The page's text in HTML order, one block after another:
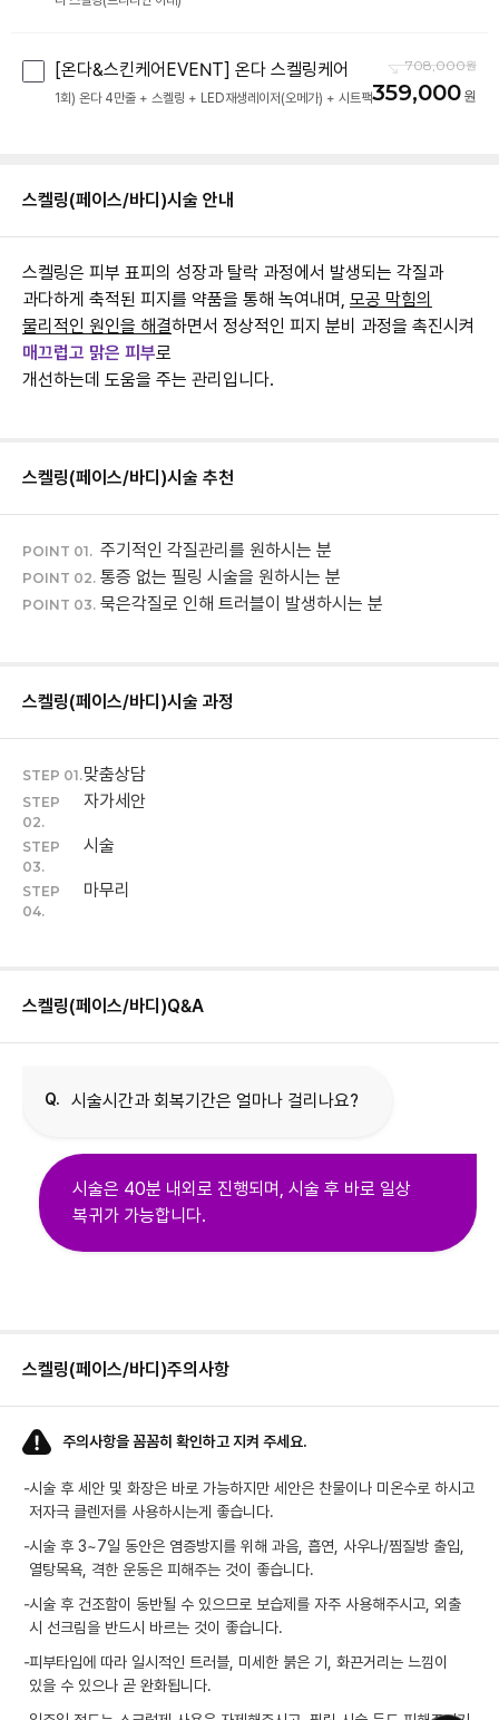
스켈링(페이스/바디)시술 안내
스켈링은 피부 표피의 성장과 탈락 과정에서 발생되는 각질과
과다하게 축적된 피지를 약품을 통해 녹여내며, 모공 막힘의
물리적인 원인을 해결하면서 정상적인 피지 분비 과정을 촉진시켜
매끄럽고 맑은 피부로
개선하는데 도움을 주는 관리입니다.
스켈링(페이스/바디)시술 추천
POINT 01. 주기적인 각질관리를 원하시는 분
POINT 02. 통증 없는 필링 시술을 원하시는 분
POINT 03. 묵은각질로 인해 트러블이 발생하시는 분
스켈링(페이스/바디)시술 과정
STEP 01.맞춤상담
STEP
02.
자가세안
STEP
03.
시술
STEP
04.
마무리
스켈링(페이스/바디)Q&A
Q. 시술시간과 회복기간은 얼마나 걸리나요?
시술은 40분 내외로 진행되며, 시술 후 바로 일상
복귀가 가능합니다.
스켈링(페이스/바디)주의사항
주의사항을 꼼꼼히 확인하고 지켜 주세요.
-시술 후 세안 및 화장은 바로 가능하지만 세안은 찬물이나 미온수로 하시고
저자극 클렌저를 사용하시는게 좋습니다.
-시술 후 3~7일 동안은 염증방지를 위해 과음, 흡연, 사우나/찜질방 출입,
열탕목욕, 격한 운동은 피해주는 것이 좋습니다.
-시술 후 건조함이 동반될 수 있으므로 보습제를 자주 사용해주시고, 외출
시 선크림을 반드시 바르는 것이 좋습니다.
-피부타입에 따라 일시적인 트러블, 미세한 붉은 기, 화끈거리는 느낌이
있을 수 있으나 곧 완화됩니다.
[온다&스킨케어EVENT] 온다 스켈링케어 708,000
359,000